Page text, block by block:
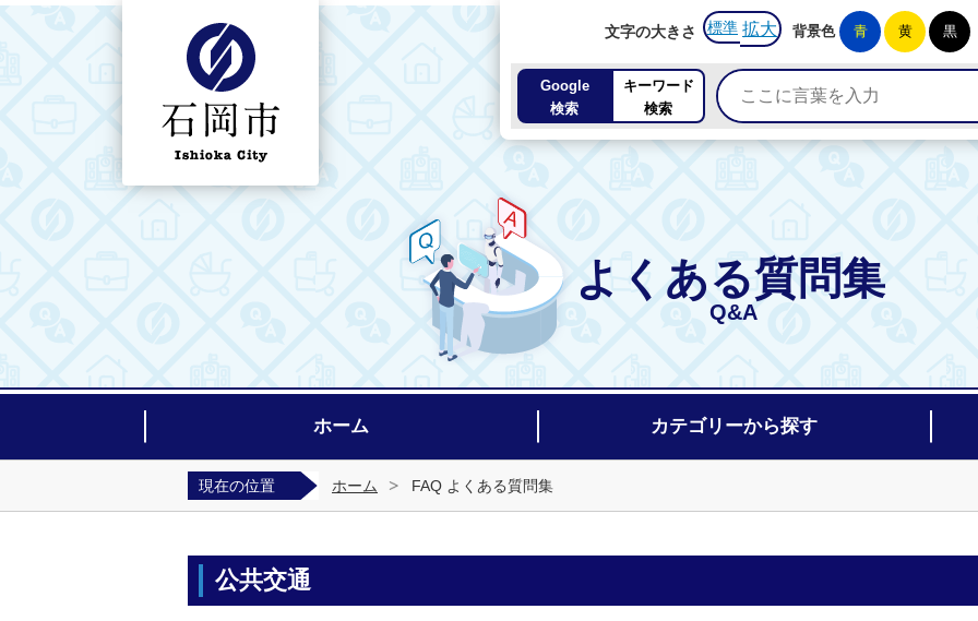
文字の大きさ 標準 拡大 背景色 青 黄 黒
Google
検索
キーワード
検索
よくある質問集
Q&A
ホーム カテゴリーから探す
現在の位置 ホーム FAQ よくある質問集
公共交通